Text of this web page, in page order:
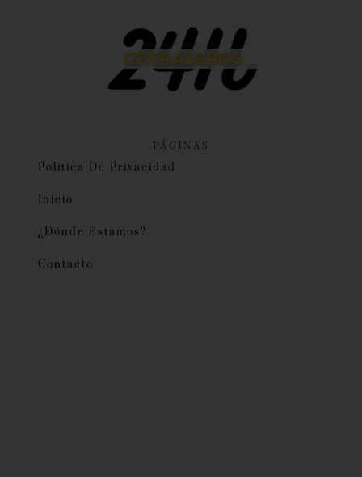
PÁGINAS
Política De Privacidad
Inicio
¿Dónde Estamos?
Contacto